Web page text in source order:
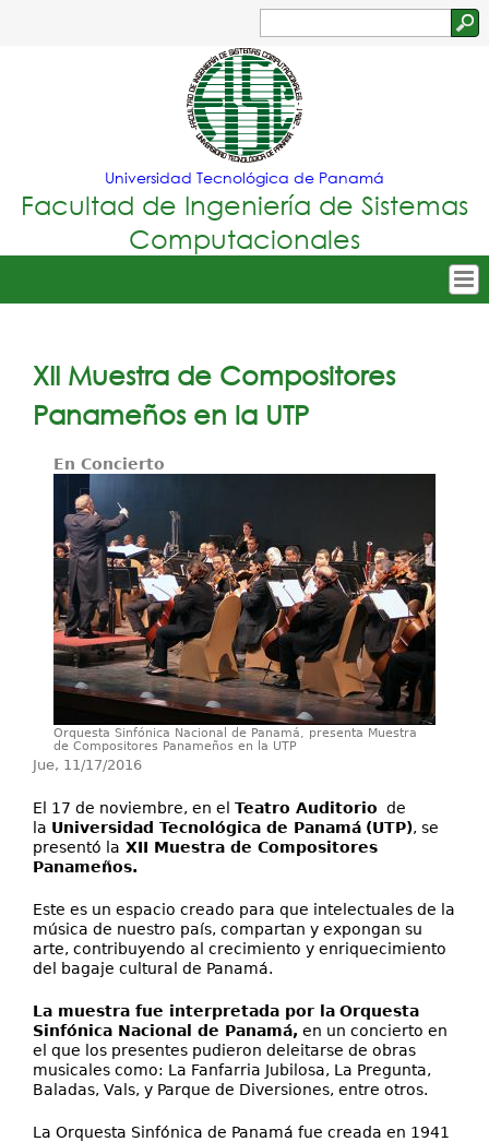
Jump to navigation
Formulario
de
búsqueda
Universidad Tecnológica de Panamá
Facultad de Ingeniería de Sistemas
Computacionales
Menu
Principal
Nuestra Facultad
Oferta Académica
Investigación
Servicios
XII Muestra de Compositores
Panameños en la UTP
En Concierto
Orquesta Sinfónica Nacional de Panamá, presenta Muestra
de Compositores Panameños en la UTP
Jue, 11/17/2016
El 17 de noviembre, en el Teatro Auditorio de
la Universidad Tecnológica de Panamá (UTP), se
presentó la XII Muestra de Compositores
Panameños.
Este es un espacio creado para que intelectuales de la
música de nuestro país, compartan y expongan su
arte, contribuyendo al crecimiento y enriquecimiento
del bagaje cultural de Panamá.
La muestra fue interpretada por la Orquesta
Sinfónica Nacional de Panamá, en un concierto en
el que los presentes pudieron deleitarse de obras
musicales como: La Fanfarria Jubilosa, La Pregunta,
Baladas, Vals, y Parque de Diversiones, entre otros.
La Orquesta Sinfónica de Panamá fue creada en 1941